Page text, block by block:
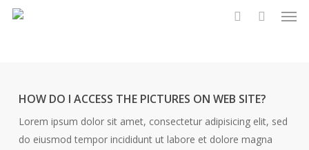
Skip
HOW DO I ACCESS THE PICTURES ON WEB SITE?
Lorem ipsum dolor sit amet, consectetur adipisicing elit, sed
do eiusmod tempor incididunt ut labore et dolore magna